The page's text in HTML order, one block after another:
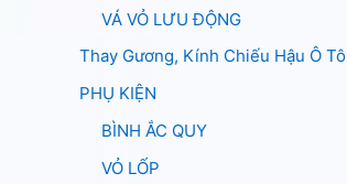
VÁ VỎ LƯU ĐỘNG
Thay Gương, Kính Chiếu Hậu Ô Tô
PHỤ KIỆN
BÌNH ẮC QUY
VỎ LỐP